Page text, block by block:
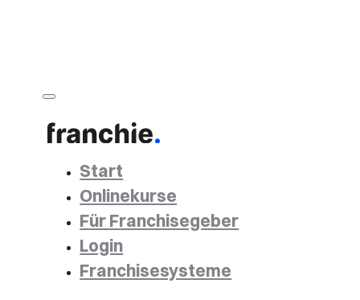
Start
Onlinekurse
Für Franchisegeber
Login
Franchisesysteme